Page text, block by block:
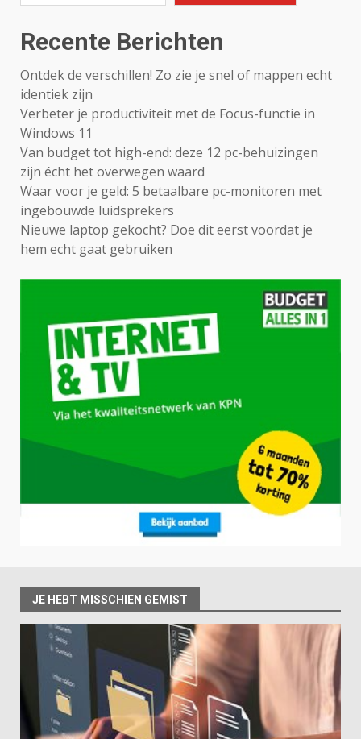
Recente Berichten
Ontdek de verschillen! Zo zie je snel of mappen echt
identiek zijn
Verbeter je productiviteit met de Focus-functie in
Windows 11
Van budget tot high-end: deze 12 pc-behuizingen
zijn écht het overwegen waard
Waar voor je geld: 5 betaalbare pc-monitoren met
ingebouwde luidsprekers
Nieuwe laptop gekocht? Doe dit eerst voordat je
hem echt gaat gebruiken
JE HEBT MISSCHIEN GEMIST